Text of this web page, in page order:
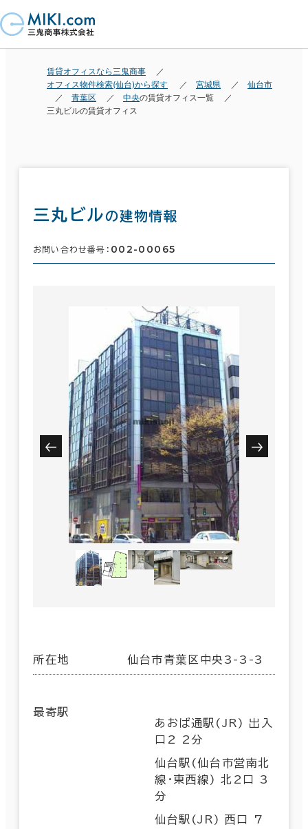
賃貸オフィスなら三鬼商事
オフィス物件検索(仙台)から探す
宮城県
仙台市
青葉区
中央の賃貸オフィス一覧
三丸ビルの賃貸オフィス
三丸ビルの建物情報
お問い合わせ番号： 002-00065
所在地 仙台市青葉区中央3-3-3
最寄駅
あおば通駅(JR) 出入
口2 2分
仙台駅(仙台市営南北
線･東西線) 北2口 3
分
仙台駅(JR) 西口 7